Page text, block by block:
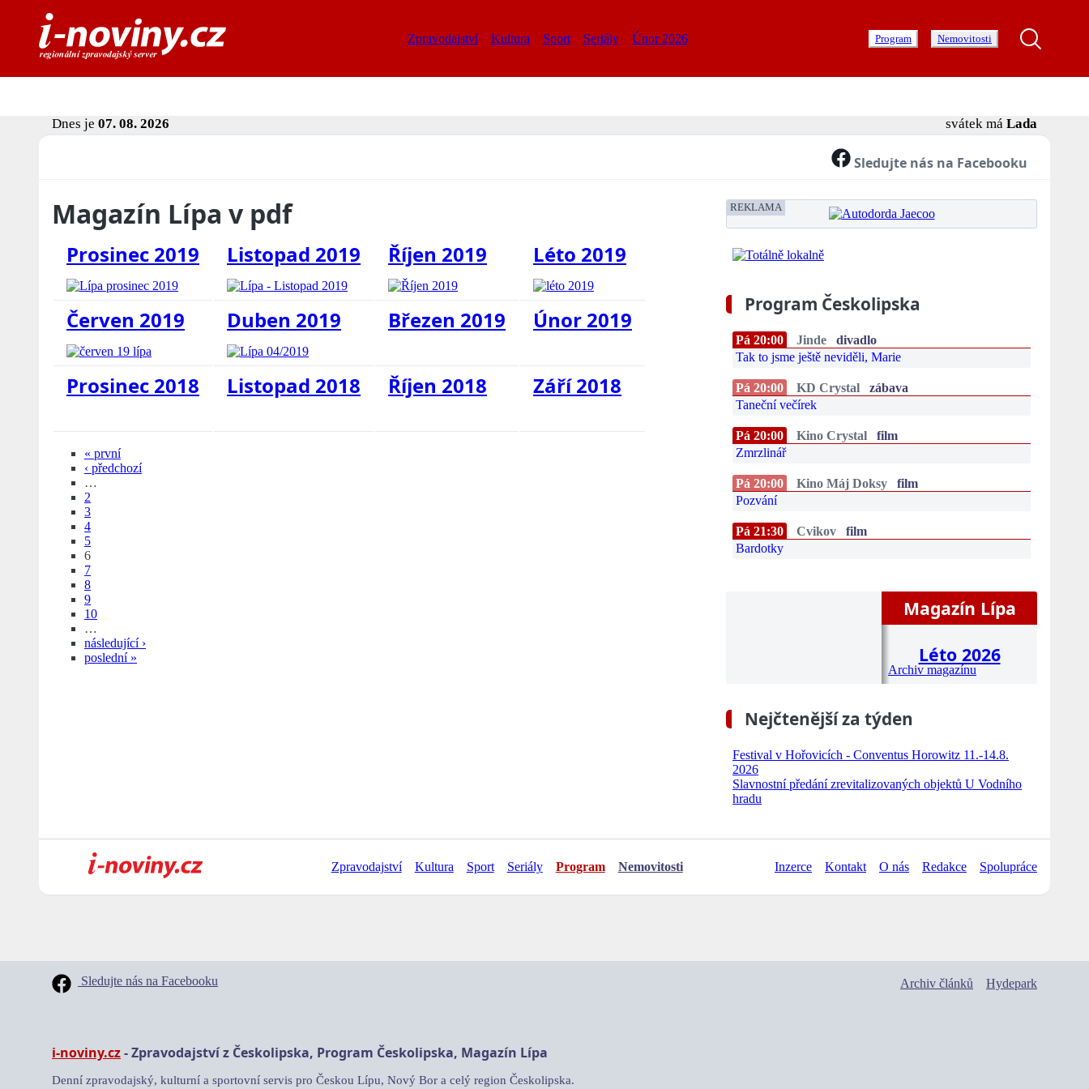
Zpravodajství Kultura Sport Seriály Únor 2026 Program Nemovitosti
Dnes je 07. 08. 2026 svátek má Lada
Sledujte nás na Facebooku
Magazín Lípa v pdf
Prosinec 2019 Listopad 2019 Říjen 2019 Léto 2019
Červen 2019 Duben 2019 Březen 2019 Únor 2019
Prosinec 2018 Listopad 2018 Říjen 2018 Září 2018
« první
‹ předchozí
…
2
3
4
5
6
7
8
9
10
…
následující ›
poslední »
REKLAMA
Program Českolipska
Pá 20:00 Jinde
divadlo
Tak to jsme ještě neviděli, Marie
Pá 20:00 KD Crystal
zábava
Taneční večírek
Pá 20:00 Kino Crystal
film
Zmrzlinář
Pá 20:00 Kino Máj Doksy
film
Pozvání
Pá 21:30 Cvikov
film
Bardotky
Magazín Lípa
Léto 2026
Archiv magazínu
Nejčtenější za týden
Festival v Hořovicích - Conventus Horowitz 11.-14.8.
2026
Slavnostní předání zrevitalizovaných objektů U Vodního
hradu
Zpravodajství Kultura Sport Seriály Program Nemovitosti Inzerce Kontakt O nás Redakce Spolupráce
Sledujte nás na Facebooku Archiv článků Hydepark
i-noviny.cz- Zpravodajství z Českolipska, Program Českolipska, Magazín Lípa
Denní zpravodajský, kulturní a sportovní servis pro Českou Lípu, Nový Bor a celý region Českolipska.